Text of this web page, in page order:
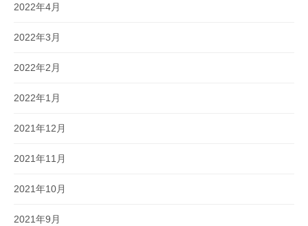
2022年4月
2022年3月
2022年2月
2022年1月
2021年12月
2021年11月
2021年10月
2021年9月